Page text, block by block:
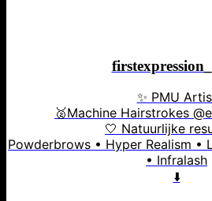
✨ PMU
🥈Machine Hairstrokes
🤍 Natuurlijke
Powderbrows • Hyper Realism •
• Infralash
⬇️